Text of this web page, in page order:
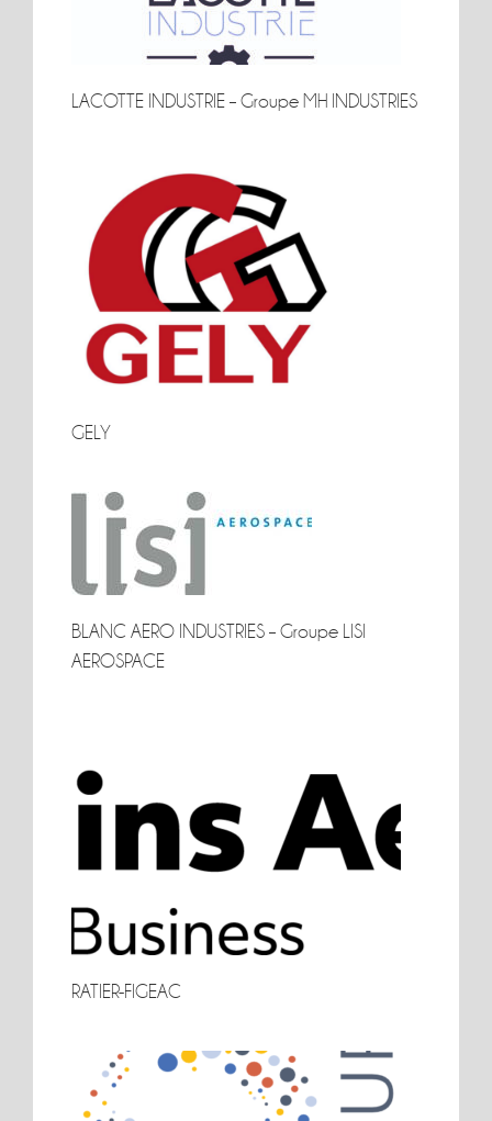
LACOTTE INDUSTRIE – Groupe MH INDUSTRIES
LACOTTE INDUSTRIE – Groupe MH INDUSTRIES
GELY
GELY
BLANC AERO INDUSTRIES –
Groupe LISI AEROSPACE
BLANC AERO INDUSTRIES – Groupe LISI
AEROSPACE
RATIER-FIGEAC
RATIER-FIGEAC